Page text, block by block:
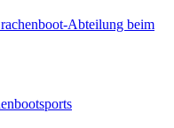
Abteilung beim